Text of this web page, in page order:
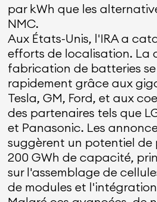
par kWh que les
NMC.
Aux États-Unis, l'IRA a
efforts de localisation. La
fabrication de batteries
rapidement grâce aux
Tesla, GM, Ford, et aux
des partenaires tels que
et Panasonic. Les
suggèrent un potentiel de
200 GWh de capacité,
sur l'assemblage de
de modules et